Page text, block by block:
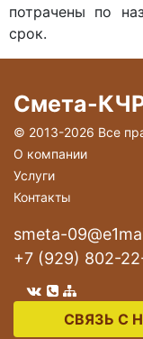
потрачены по
срок.
Смета-
© 2013-2026 Все
О компании
Услуги
Контакты
smeta-
+7 (929) 802-
СВЯЗЬ С